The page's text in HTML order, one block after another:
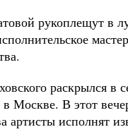
рукоплещут в
раскрылся в
в Москве. В этот
артисты исполнят